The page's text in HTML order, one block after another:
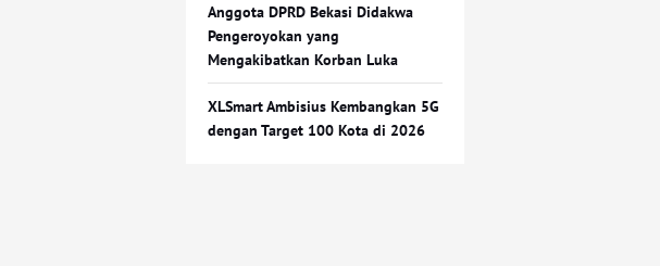
Anggota DPRD Bekasi Didakwa
Pengeroyokan yang
Mengakibatkan Korban Luka
XLSmart Ambisius Kembangkan 5G
dengan Target 100 Kota di 2026